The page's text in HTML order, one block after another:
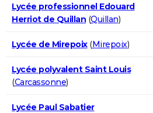
Lycée professionnel Edouard
Herriot de Quillan (Quillan)
Lycée de Mirepoix(Mirepoix)
Lycée polyvalent Saint Louis
(Carcassonne)
Lycée Paul Sabatier